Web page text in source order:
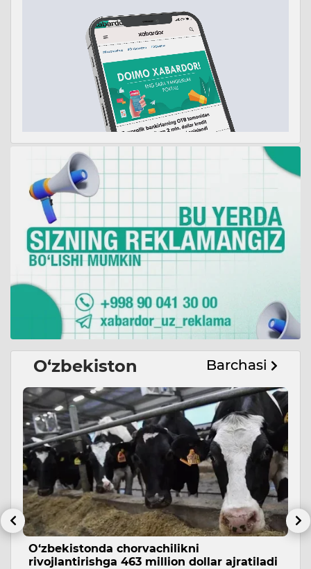
O‘zbekiston Barchasi
O‘zbekistonda chorvachilikni
rivojlantirishga 463 million dollar ajratiladi